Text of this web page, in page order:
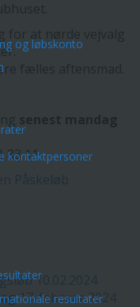
og løbskonto
kontaktpersoner
resultater
fælles aftensmad.
83 11.
Påskeløb
10.02.2024
17. februar 2024